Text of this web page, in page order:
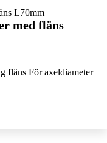
med fläns
fläns För axeldiameter